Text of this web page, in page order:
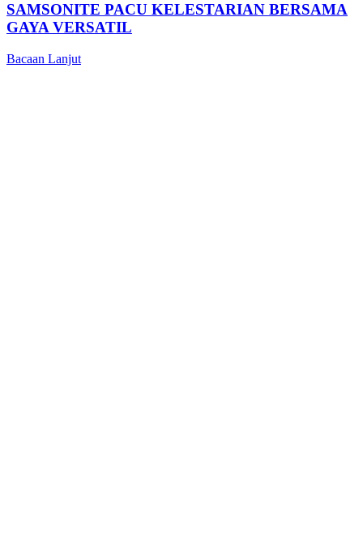
SAMSONITE PACU KELESTARIAN BERSAMA
GAYA VERSATIL
Bacaan Lanjut